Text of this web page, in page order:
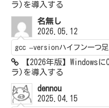
ラ)を導入する
名無し
2026.05.12
gcc –versionハイフン一つ
【2026年版】Windows
ラ)を導入する
dennou
2025.04.15